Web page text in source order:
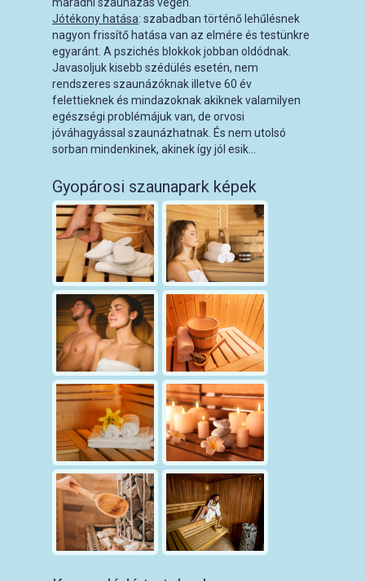
Jótékony hatása: szabadban történő lehűlésnek
nagyon frissítő hatása van az elmére és testünkre
egyaránt. A pszichés blokkok jobban oldódnak.
Javasoljuk kisebb szédülés esetén, nem
rendszeres szaunázóknak illetve 60 év
felettieknek és mindazoknak akiknek valamilyen
egészségi problémájuk van, de orvosi
jóváhagyással szaunázhatnak. És nem utolsó
sorban mindenkinek, akinek így jól esik…
Gyopárosi szaunapark képek